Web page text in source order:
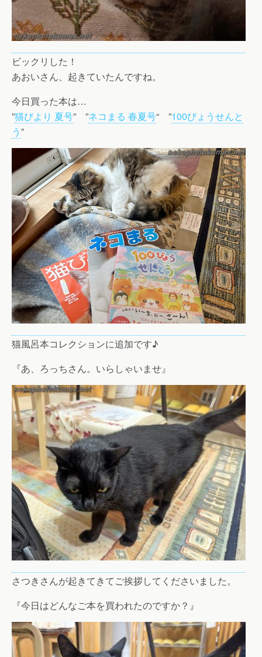
ビックリした！
あおいさん、起きていたんですね。
今日買った本は…
”猫びより 夏号” ”ネコまる 春夏号“ ”100びょうせんと
う”
猫風呂本コレクションに追加です♪
『あ、ろっちさん。いらしゃいませ』
さつきさんが起きてきてご挨拶してくださいました。
『今日はどんなご本を買われたのですか？』